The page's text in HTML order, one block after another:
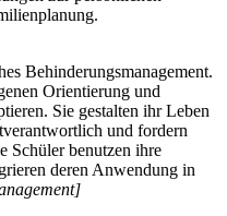
Behinderungsmanagement.
Orientierung und
Sie gestalten ihr Leben
und fordern
Schüler benutzen ihre
deren Anwendung in